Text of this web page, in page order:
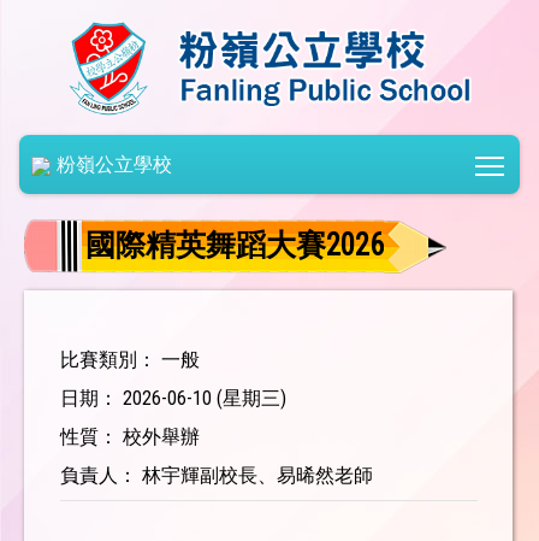
粉嶺公立學校
國際精英舞蹈大賽2026
比賽類別： 一般
日期： 2026-06-10 (星期三)
性質： 校外舉辦
負責人： 林宇輝副校長、易晞然老師